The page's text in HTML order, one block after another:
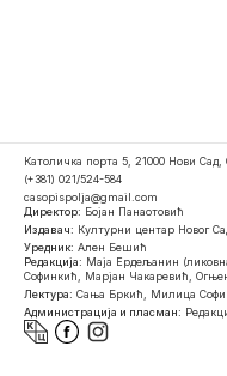
Католичка порта 5, 21000 Нови Сад,
(+381) 021/524-584
casopispolja@gmail.com
Директор: Бојан Панаотовић
Издавач: Културни центар Новог
Уредник: Ален Бешић
Редакција: Маја Ердељанин
Софинкић, Марјан Чакаревић,
Лектура: Сања Бркић, Милица
Администрација и пласман: